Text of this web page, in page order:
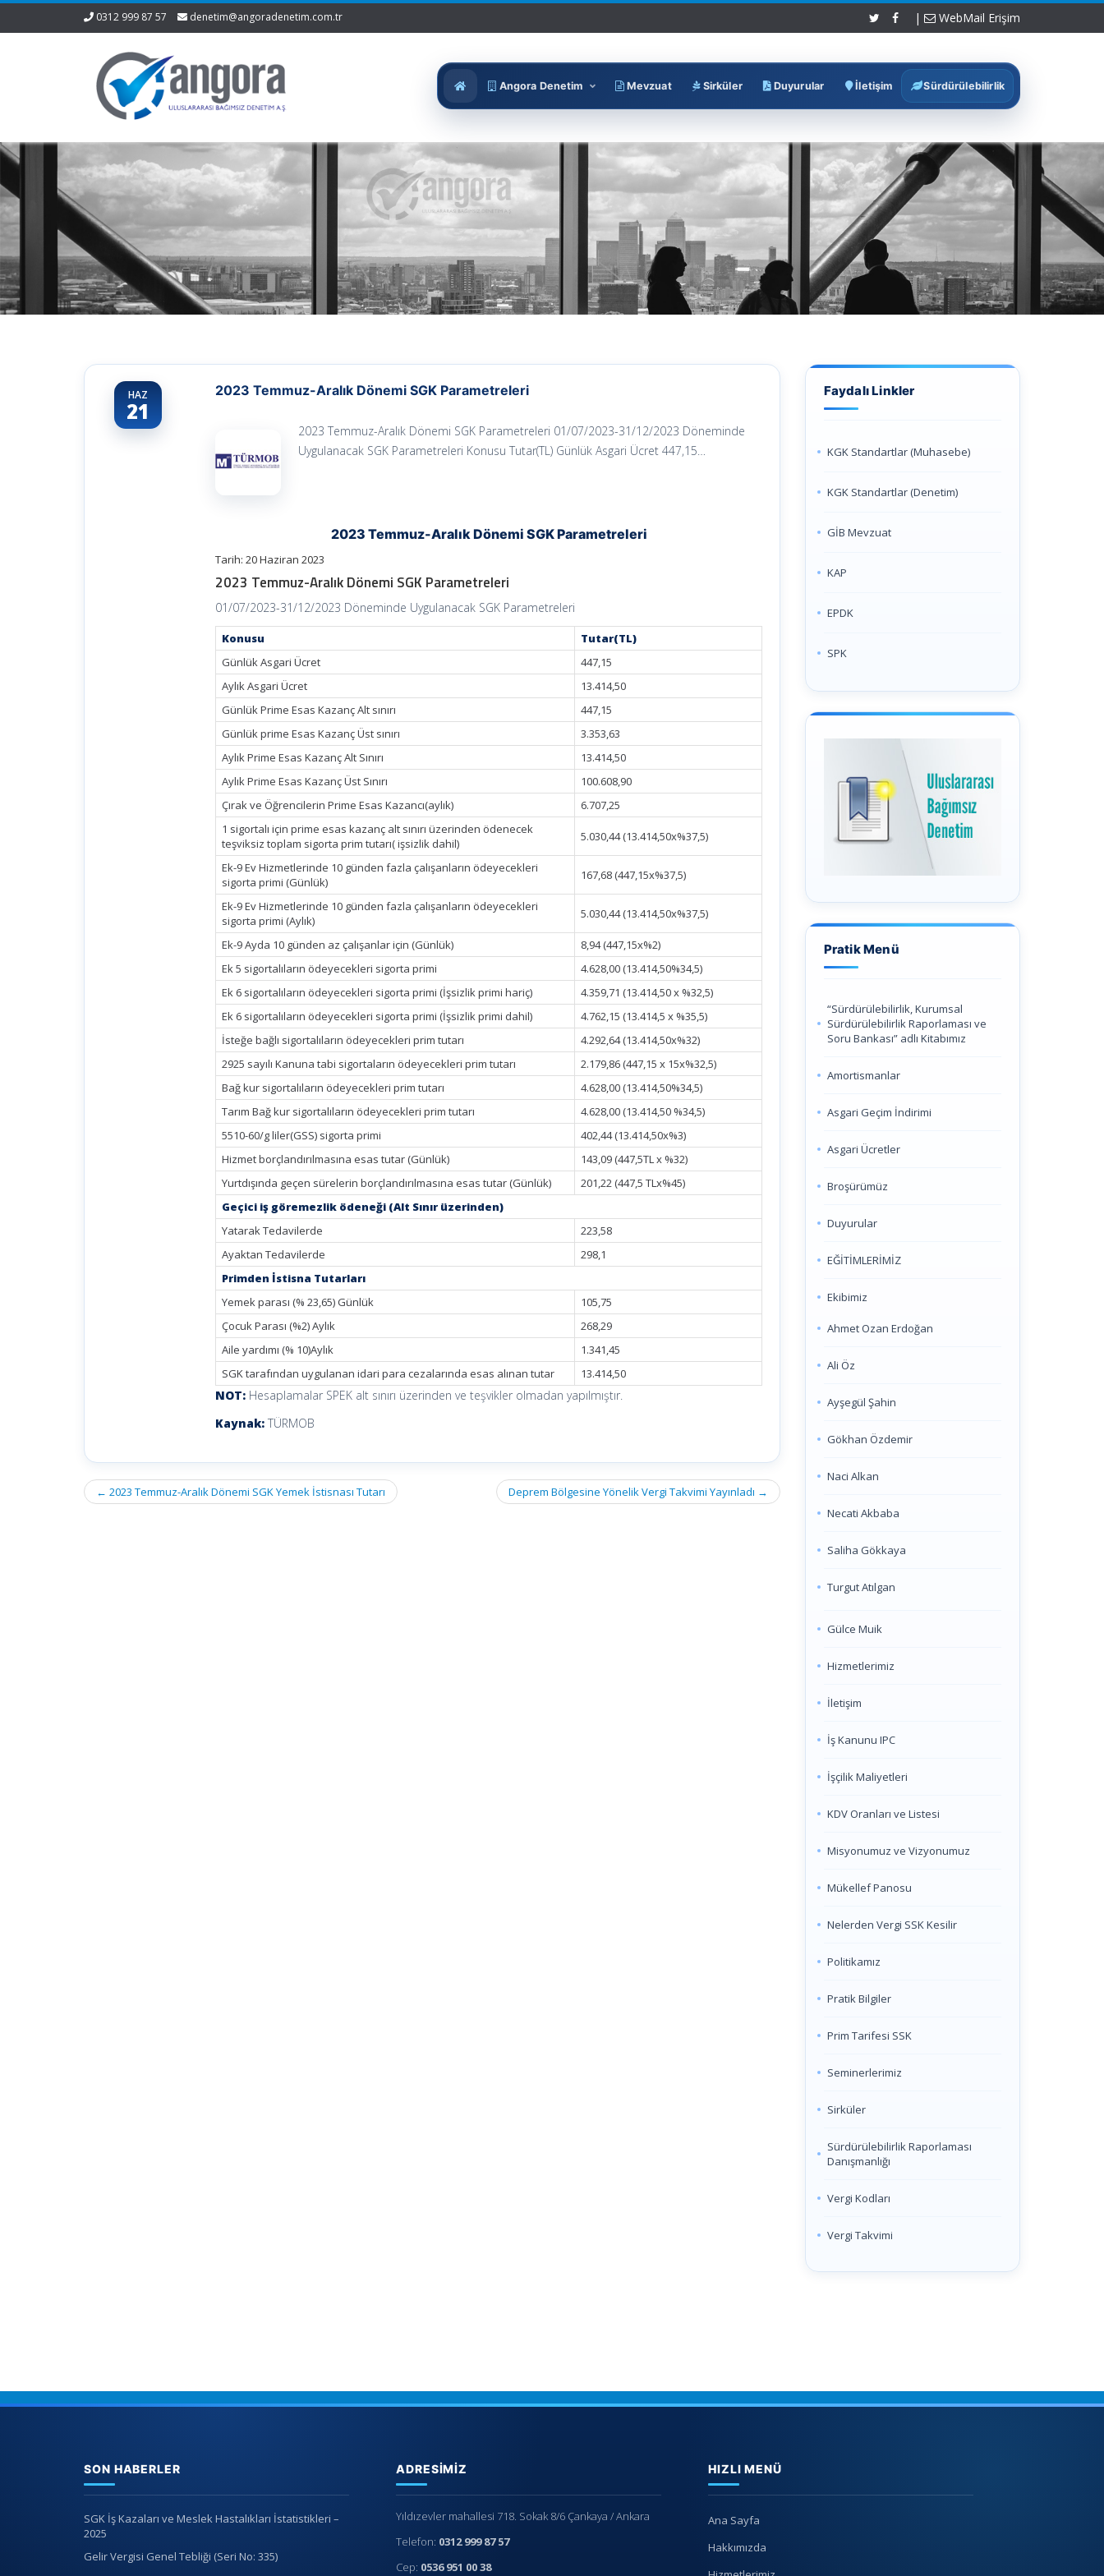
0312 999 87 57 denetim@angoradenetim.com.tr | WebMail Erişim
Angora Denetim Mevzuat Sirküler Duyurular İletişim Sürdürülebilirlik
HAZ
21
2023 Temmuz-Aralık Dönemi SGK Parametreleri
2023 Temmuz-Aralık Dönemi SGK Parametreleri 01/07/2023-31/12/2023 Döneminde
Uygulanacak SGK Parametreleri Konusu Tutar(TL) Günlük Asgari Ücret 447,15…
2023 Temmuz-Aralık Dönemi SGK Parametreleri
Tarih: 20 Haziran 2023
2023 Temmuz-Aralık Dönemi SGK Parametreleri
01/07/2023-31/12/2023 Döneminde Uygulanacak SGK Parametreleri
Konusu
Tutar(TL)
Günlük Asgari Ücret
447,15
Aylık Asgari Ücret
13.414,50
Günlük Prime Esas Kazanç Alt sınırı
447,15
Günlük prime Esas Kazanç Üst sınırı
3.353,63
Aylık Prime Esas Kazanç Alt Sınırı
13.414,50
Aylık Prime Esas Kazanç Üst Sınırı
100.608,90
Çırak ve Öğrencilerin Prime Esas Kazancı(aylık)
6.707,25
1 sigortalı için prime esas kazanç alt sınırı üzerinden ödenecek
teşviksiz toplam sigorta prim tutarı( işsizlik dahil)
5.030,44 (13.414,50x%37,5)
Ek-9 Ev Hizmetlerinde 10 günden fazla çalışanların ödeyecekleri
sigorta primi (Günlük)
167,68 (447,15x%37,5)
Ek-9 Ev Hizmetlerinde 10 günden fazla çalışanların ödeyecekleri
sigorta primi (Aylık)
5.030,44 (13.414,50x%37,5)
Ek-9 Ayda 10 günden az çalışanlar için (Günlük)
8,94 (447,15x%2)
Ek 5 sigortalıların ödeyecekleri sigorta primi
4.628,00 (13.414,50%34,5)
Ek 6 sigortalıların ödeyecekleri sigorta primi (İşsizlik primi hariç)
4.359,71 (13.414,50 x %32,5)
Ek 6 sigortalıların ödeyecekleri sigorta primi (İşsizlik primi dahil)
4.762,15 (13.414,5 x %35,5)
İsteğe bağlı sigortalıların ödeyecekleri prim tutarı
4.292,64 (13.414,50x%32)
2925 sayılı Kanuna tabi sigortaların ödeyecekleri prim tutarı
2.179,86 (447,15 x 15x%32,5)
Bağ kur sigortalıların ödeyecekleri prim tutarı
4.628,00 (13.414,50%34,5)
Tarım Bağ kur sigortalıların ödeyecekleri prim tutarı
4.628,00 (13.414,50 %34,5)
5510-60/g liler(GSS) sigorta primi
402,44 (13.414,50x%3)
Hizmet borçlandırılmasına esas tutar (Günlük)
143,09 (447,5TL x %32)
Yurtdışında geçen sürelerin borçlandırılmasına esas tutar (Günlük)
201,22 (447,5 TLx%45)
Geçici iş göremezlik ödeneği (Alt Sınır üzerinden)
Yatarak Tedavilerde
223,58
Ayaktan Tedavilerde
298,1
Primden İstisna Tutarları
Yemek parası (% 23,65) Günlük
105,75
Çocuk Parası (%2) Aylık
268,29
Aile yardımı (% 10)Aylık
1.341,45
SGK tarafından uygulanan idari para cezalarında esas alınan tutar
13.414,50
NOT: Hesaplamalar SPEK alt sınırı üzerinden ve teşvikler olmadan yapılmıştır.
Kaynak: TÜRMOB
Post
navigation
← 2023 Temmuz-Aralık Dönemi SGK Yemek İstisnası Tutarı Deprem Bölgesine Yönelik Vergi Takvimi Yayınladı →
Faydalı Linkler
KGK Standartlar (Muhasebe)
KGK Standartlar (Denetim)
GİB Mevzuat
KAP
EPDK
SPK
Pratik Menü
“Sürdürülebilirlik, Kurumsal
Sürdürülebilirlik Raporlaması ve
Soru Bankası” adlı Kitabımız
Amortismanlar
Asgari Geçim İndirimi
Asgari Ücretler
Broşürümüz
Duyurular
EĞİTİMLERİMİZ
Ekibimiz
Ahmet Ozan Erdoğan
Ali Öz
Ayşegül Şahin
Gökhan Özdemir
Naci Alkan
Necati Akbaba
Saliha Gökkaya
Turgut Atılgan
Gülce Muik
Hizmetlerimiz
İletişim
İş Kanunu IPC
İşçilik Maliyetleri
KDV Oranları ve Listesi
Misyonumuz ve Vizyonumuz
Mükellef Panosu
Nelerden Vergi SSK Kesilir
Politikamız
Pratik Bilgiler
Prim Tarifesi SSK
Seminerlerimiz
Sirküler
Sürdürülebilirlik Raporlaması
Danışmanlığı
Vergi Kodları
Vergi Takvimi
SON HABERLER
SGK İş Kazaları ve Meslek Hastalıkları İstatistikleri –
2025
Gelir Vergisi Genel Tebliği (Seri No: 335)
ADRESIMIZ
Yıldızevler mahallesi 718. Sokak 8/6 Çankaya / Ankara
Telefon: 0312 999 87 57
Cep: 0536 951 00 38
HIZLI MENÜ
Ana Sayfa
Hakkımızda